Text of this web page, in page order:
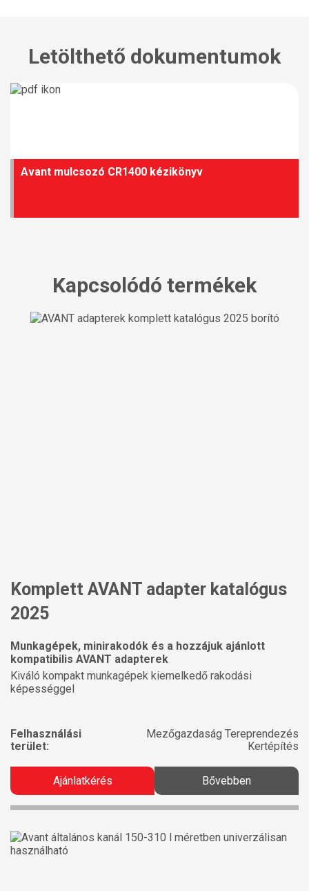
Letölthető dokumentumok
Avant mulcsozó CR1400 kézikönyv
Kapcsolódó termékek
Komplett AVANT adapter katalógus
2025
Munkagépek, minirakodók és a hozzájuk ajánlott
kompatibilis AVANT adapterek
Kiváló kompakt munkagépek kiemelkedő rakodási
képességgel
Felhasználási
terület:
Mezőgazdaság Tereprendezés
Kertépítés
Ajánlatkérés Bővebben